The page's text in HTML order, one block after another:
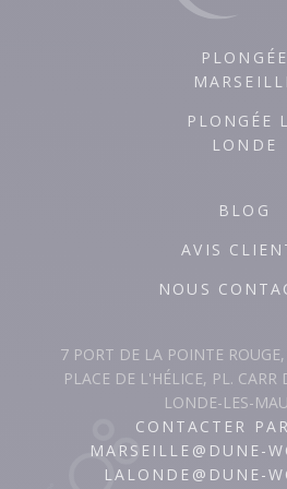
PLONGÉE
PLONGÉE
LONDE
BLOG
AVIS
NOUS
7 PORT DE LA POINTE
PLACE DE L'HÉLICE, PL.
LONDE-LES-
CONTACTER
MARSEILLE@DUNE-
LALONDE@DUNE-